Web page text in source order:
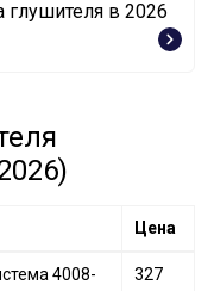
система 4008-0004
система
в 2026
Цена
4008-
327